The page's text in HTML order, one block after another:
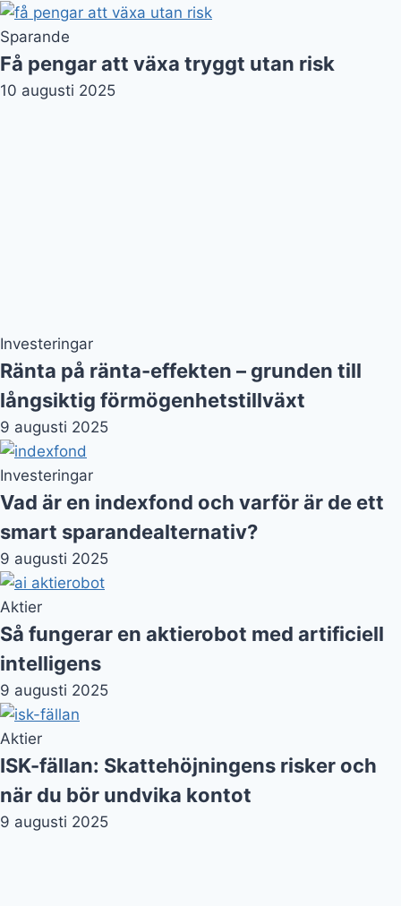
Sparande
Få pengar att växa tryggt utan risk
10 augusti 2025
Investeringar
Ränta på ränta-effekten – grunden till
långsiktig förmögenhetstillväxt
9 augusti 2025
Investeringar
Vad är en indexfond och varför är de ett
smart sparandealternativ?
9 augusti 2025
Aktier
Så fungerar en aktierobot med artificiell
intelligens
9 augusti 2025
Aktier
ISK-fällan: Skattehöjningens risker och
när du bör undvika kontot
9 augusti 2025